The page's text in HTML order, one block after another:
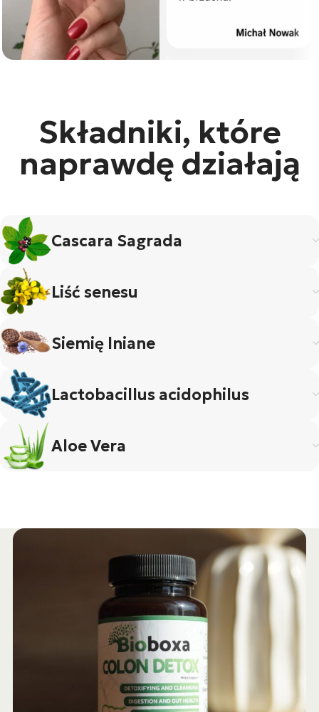
Składniki, które
naprawdę działają
Cascara Sagrada
Liść senesu
Siemię lniane
Lactobacillus acidophilus
Aloe Vera